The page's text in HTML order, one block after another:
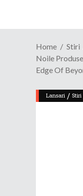
Home Stiri
Noile
Edge Of
Lansari / Stiri